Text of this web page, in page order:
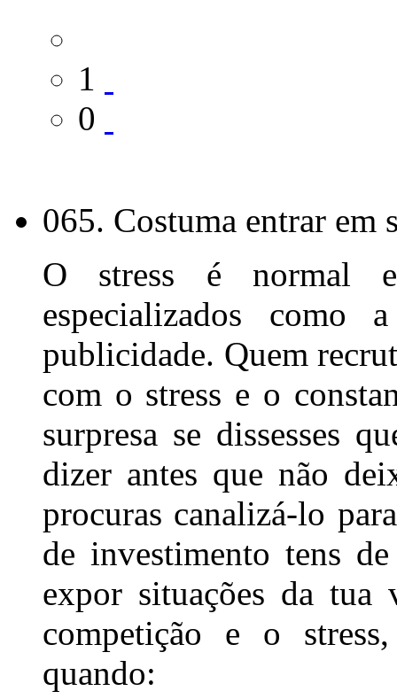
1
0
065. Costuma entrar em
O stress é normal
especializados como
publicidade. Quem
com o stress e o
surpresa se dissesses
dizer antes que não
procuras canalizá-lo
de investimento tens
expor situações da
competição e o
quando: